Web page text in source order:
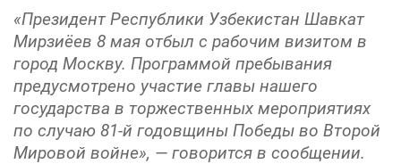
«Президент Республики Узбекистан Шавкат
Мирзиёев 8 мая отбыл с рабочим визитом в
город Москву. Программой пребывания
предусмотрено участие главы нашего
государства в торжественных мероприятиях
по случаю 81-й годовщины Победы во Второй
Мировой войне», — говорится в сообщении.